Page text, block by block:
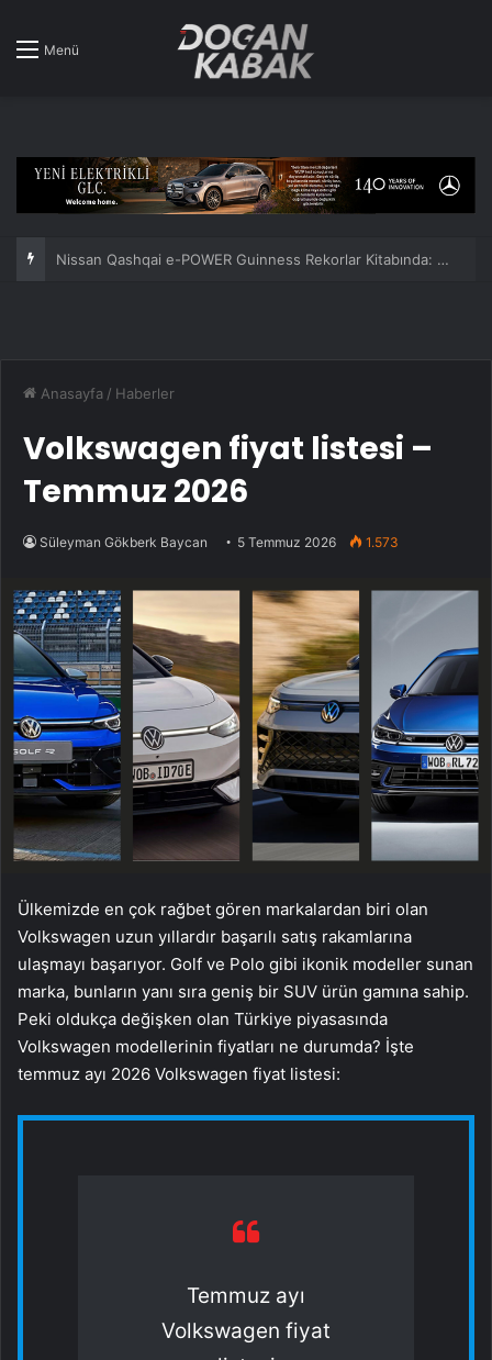
Menü
Nissan Qashqai e-POWER Guinness Rekorlar Kitabında: Tek depoyla 1980 km!
Anasayfa / Haberler
Volkswagen fiyat listesi –
Temmuz 2026
Süleyman Gökberk Baycan 5 Temmuz 2026 1.573
Ülkemizde en çok rağbet gören markalardan biri olan
Volkswagen uzun yıllardır başarılı satış rakamlarına
ulaşmayı başarıyor. Golf ve Polo gibi ikonik modeller sunan
marka, bunların yanı sıra geniş bir SUV ürün gamına sahip.
Peki oldukça değişken olan Türkiye piyasasında
Volkswagen modellerinin fiyatları ne durumda? İşte
temmuz ayı 2026 Volkswagen fiyat listesi:
Temmuz ayı
Volkswagen fiyat